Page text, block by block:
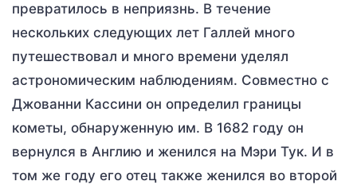
превратилось в неприязнь. В течение
нескольких следующих лет Галлей много
путешествовал и много времени уделял
астрономическим наблюдениям. Совместно с
Джованни Кассини он определил границы
кометы, обнаруженную им. В 1682 году он
вернулся в Англию и женился на Мэри Тук. И в
том же году его отец также женился во второй